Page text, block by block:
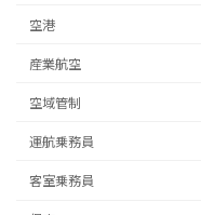
空港
産業航空
空域管制
運航乗務員
客室乗務員